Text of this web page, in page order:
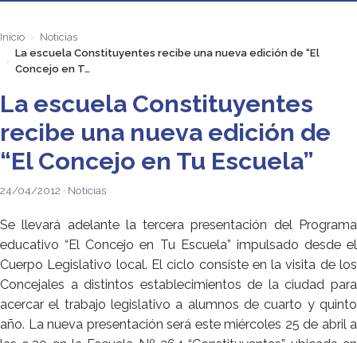
Inicio
Noticias
La escuela Constituyentes recibe una nueva edición de “El
Concejo en T…
La escuela Constituyentes
recibe una nueva edición de
“El Concejo en Tu Escuela”
24/04/2012 · Noticias
Se llevará adelante la tercera presentación del Programa
educativo “El Concejo en Tu Escuela” impulsado desde el
Cuerpo Legislativo local. El ciclo consiste en la visita de los
Concejales a distintos establecimientos de la ciudad para
acercar el trabajo legislativo a alumnos de cuarto y quinto
año. La nueva presentación será este miércoles 25 de abril a